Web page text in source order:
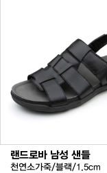
랜드로바 남성 샌들
천연소가죽/블랙/1.5cm